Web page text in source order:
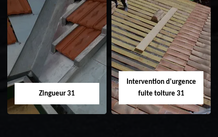
Etanchéité toiture
31
Réparation de
toiture 31
Zingueur 31
Intervention d'urgence
fuite toiture 31